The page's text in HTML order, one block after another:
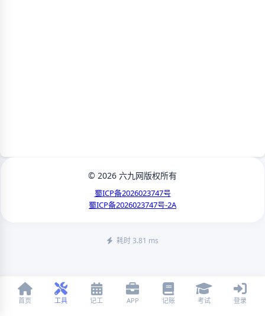
首页 工具 记工 APP 记账 考试 登录
© 2026 六九网版权所有
蜀ICP备2026023747号
蜀ICP备2026023747号-2A
耗时 3.81 ms